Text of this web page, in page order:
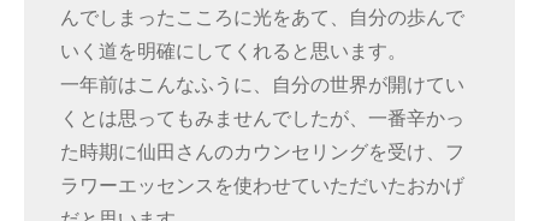
んでしまったこころに光をあて、自分の歩んで
いく道を明確にしてくれると思います。
一年前はこんなふうに、自分の世界が開けてい
くとは思ってもみませんでしたが、一番辛かっ
た時期に仙田さんのカウンセリングを受け、フ
ラワーエッセンスを使わせていただいたおかげ